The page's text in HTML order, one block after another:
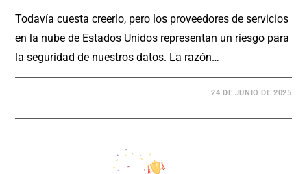
Todavía cuesta creerlo, pero los proveedores de servicios
en la nube de Estados Unidos representan un riesgo para
la seguridad de nuestros datos. La razón…
24 DE JUNIO DE 2025